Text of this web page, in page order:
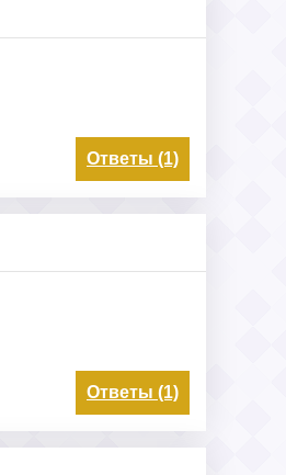
Ответы (1)
Ответы (1)